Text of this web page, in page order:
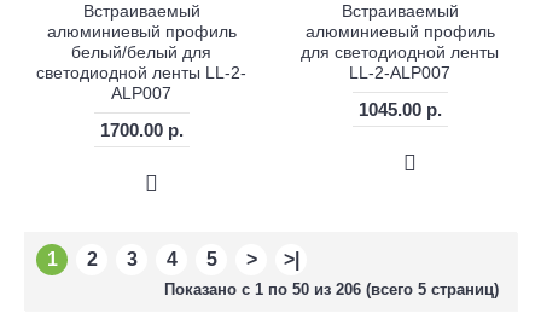
Встраиваемый
алюминиевый профиль
белый/белый для
светодиодной ленты LL-2-
ALP007
1700.00 р.
Встраиваемый
алюминиевый профиль
для светодиодной ленты
LL-2-ALP007
1045.00 р.
1 2 3 4 5 > >|
Показано с 1 по 50 из 206 (всего 5 страниц)